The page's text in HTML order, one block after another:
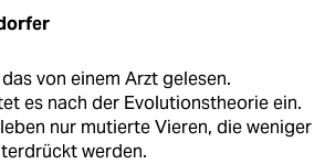
von einem Arzt gelesen.
es nach der Evolutionstheorie ein.
nur mutierte Vieren, die weniger
werden.